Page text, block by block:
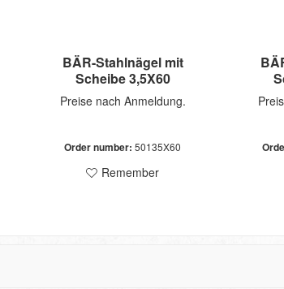
BÄR-Stahlnägel mit
Scheibe 3,5X60
Preise nach Anmeldung.
Order number:50135X60
Remember